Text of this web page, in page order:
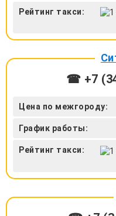
Рейтинг такси:
☎ +7
Цена по межгороду:
График работы:
Рейтинг такси: